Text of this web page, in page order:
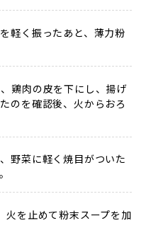
軽く振ったあと、薄力粉
鶏肉の皮を下にし、揚げ
のを確認後、火からおろ
野菜に軽く焼目がついた
火を止めて粉末スープを加